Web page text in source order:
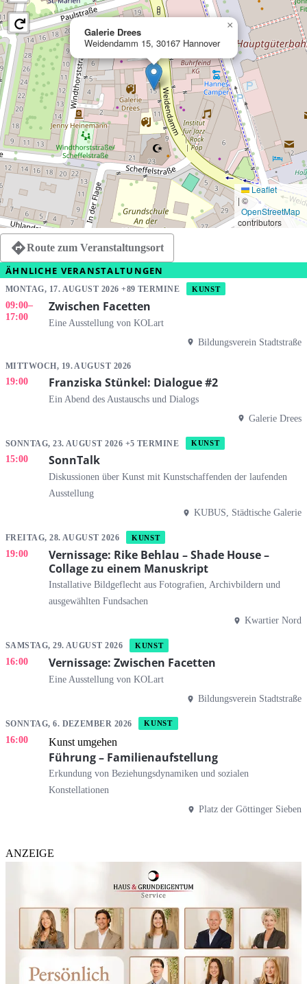
Galerie Drees
Weidendamm 15, 30167 Hannover
×
Leaflet
| ©
OpenStreetMap
contributors
Route zum Veranstaltungsort
ÄHNLICHE VERANSTALTUNGEN
MONTAG, 17. AUGUST 2026 +89 TERMINE KUNST
09:00–
17:00
Zwischen Facetten
Eine Ausstellung von KOLart
Bildungsverein Stadtstraße
MITTWOCH, 19. AUGUST 2026
19:00 Franziska Stünkel: Dialogue #2
Ein Abend des Austauschs und Dialogs
Galerie Drees
SONNTAG, 23. AUGUST 2026 +5 TERMINE KUNST
15:00 SonnTalk
Diskussionen über Kunst mit Kunstschaffenden der laufenden
Ausstellung
KUBUS, Städtische Galerie
FREITAG, 28. AUGUST 2026 KUNST
19:00
Vernissage: Rike Behlau – Shade House –
Collage zu einem Manuskript
Installative Bildgeflecht aus Fotografien, Archivbildern und
ausgewählten Fundsachen
Kwartier Nord
SAMSTAG, 29. AUGUST 2026 KUNST
16:00 Vernissage: Zwischen Facetten
Eine Ausstellung von KOLart
Bildungsverein Stadtstraße
SONNTAG, 6. DEZEMBER 2026 KUNST
16:00 Kunst umgehen
Führung – Familienaufstellung
Erkundung von Beziehungsdynamiken und sozialen
Konstellationen
Platz der Göttinger Sieben
ANZEIGE